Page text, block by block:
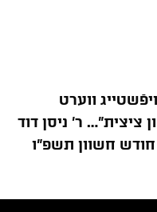
ווערט
ציצית”… ר’ ניסן דוד
חשוון תשפ”ו